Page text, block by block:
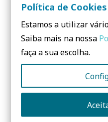
Platinum BC
EMPRESA: BAXI
Política de Cookies
Estamos a utilizar
Saiba mais na nossa
faça a sua escolha.